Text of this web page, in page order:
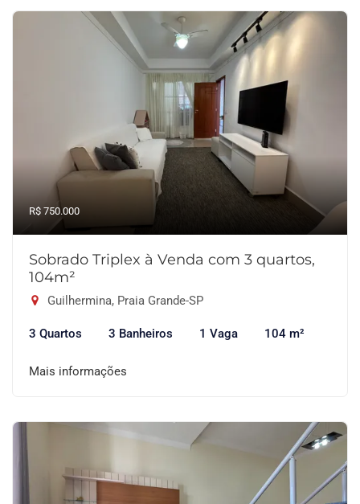
R$ 750.000
Sobrado Triplex à Venda com 3 quartos,
104m²
Guilhermina, Praia Grande-SP
3 Quartos 3 Banheiros 1 Vaga 104 m²
Mais informações